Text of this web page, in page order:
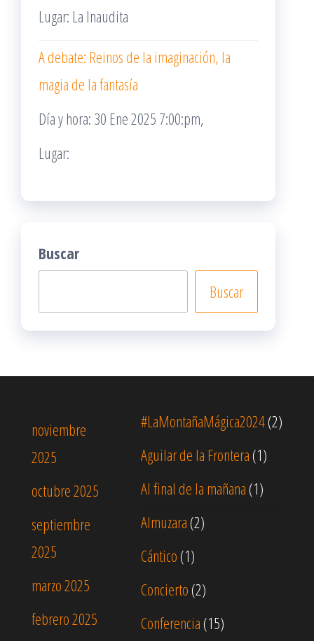
Lugar: La Inaudita
A debate: Reinos de la imaginación, la
magia de la fantasía
Día y hora: 30 Ene 2025 7:00:pm,
Lugar:
Buscar
Buscar
#LaMontañaMágica2024(2)
Aguilar de la Frontera (1)
Al final de la mañana (1)
Almuzara (2)
Cántico (1)
Concierto (2)
Conferencia (15)
noviembre
2025
octubre 2025
septiembre
2025
marzo 2025
febrero 2025